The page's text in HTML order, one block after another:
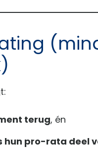
terug, én
hun pro-rata deel